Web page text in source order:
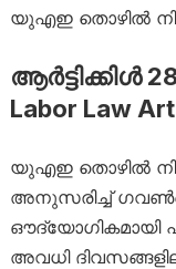
യുഎഇ തൊഴിൽ
ആർട്ടിക്കിൾ
Labor Law
യുഎഇ തൊഴിൽ
അനുസരിച്ച്
ഔദ്യോഗികമായി
അവധി